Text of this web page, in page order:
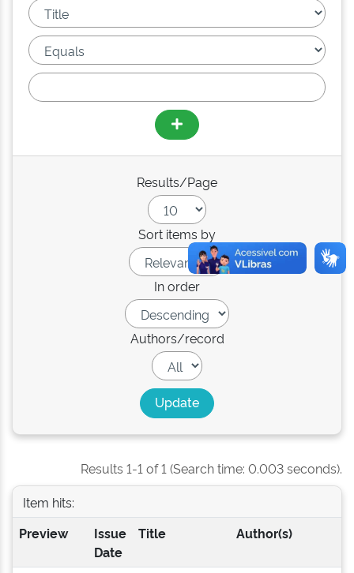
Results/Page
Sort items by
In order
Authors/record
Results 1-1 of 1 (Search time: 0.003 seconds).
Item hits:
Preview
Issue
Date
Title Author(s)